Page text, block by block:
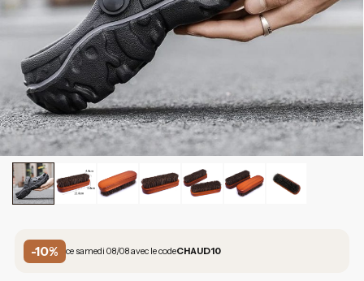
-10% ce samedi 08/08 avec le codeCHAUD10